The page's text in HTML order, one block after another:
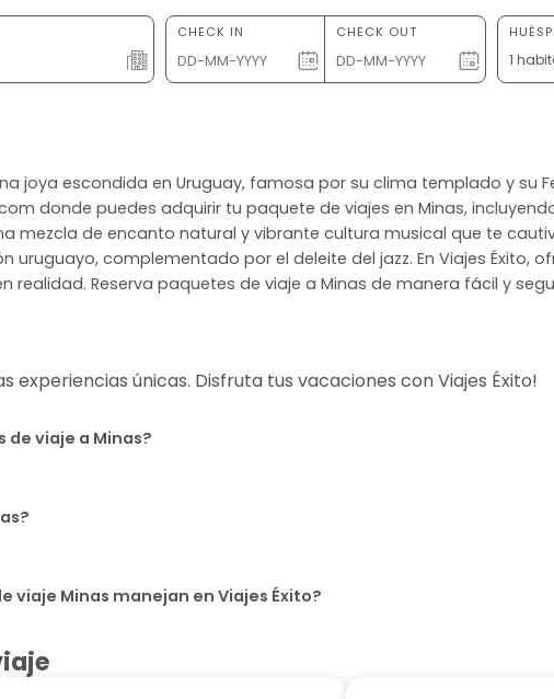
CHECK IN CHECK OUT
1
joya escondida en Uruguay, famosa por su clima templado y su
donde puedes adquirir tu paquete de viajes en Minas,
mezcla de encanto natural y vibrante cultura musical que te
uruguayo, complementado por el deleite del jazz. En Viajes Éxito,
realidad. Reserva paquetes de viaje a Minas de manera fácil y
experiencias únicas. Disfruta tus vacaciones con Viajes Éxito!
de viaje a Minas?
viaje Minas manejan en Viajes Éxito?